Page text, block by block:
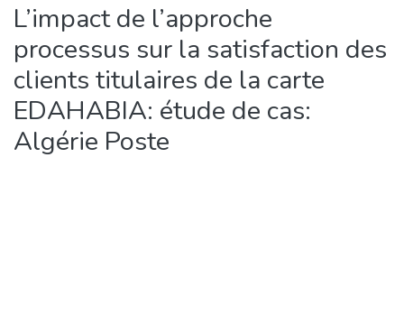
L’impact de l’approche
processus sur la satisfaction des
clients titulaires de la carte
EDAHABIA: étude de cas:
Algérie Poste